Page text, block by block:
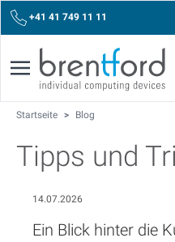
+41 41 749 11 11
Startseite > Blog
Tipps und
14.07.2026
Ein Blick hinter die